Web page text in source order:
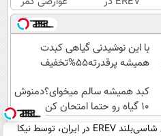
ایران،
توسط نیکا
موتور
رونمایی
دردت رو
درمان کن!
(پرسش‌نامه)
با این نوشیدنی گیاهی کبدت
همیشه پرقدرته55%تخفیف
کبد همیشه سالم میخوای؟دمنوش
10 گیاه رو حتما امتحان کن
لوکس‌ترین شاسی‌بلند EREV در ایران، توسط نیکا